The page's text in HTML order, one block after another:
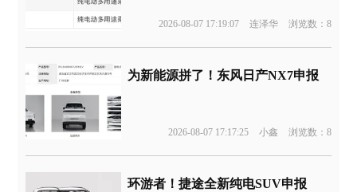
2026-08-07 17:19:07 连泽华 浏览数：8
为新能源拼了！东风日产NX7申报
2026-08-07 17:17:25 小鑫 浏览数：8
环游者！捷途全新纯电SUV申报